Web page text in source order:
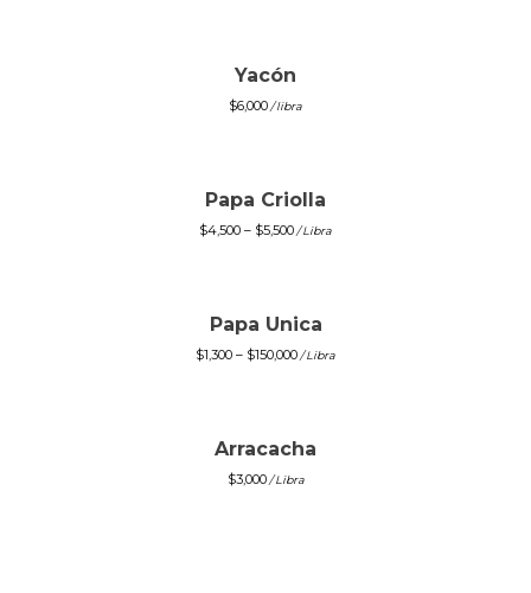
Yacón
$6,000/ libra
Papa Criolla
$4,500 – $5,500/ Libra
Papa Unica
$1,300 – $150,000/ Libra
Arracacha
$3,000/ Libra